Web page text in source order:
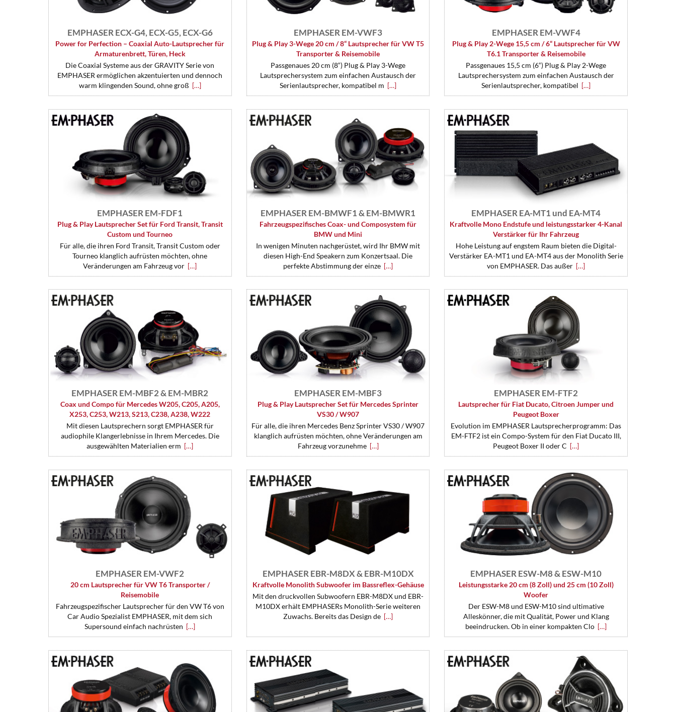
EMPHASER ECX-G4, ECX-G5, ECX-G6
Power for Perfection – Coaxial Auto-Lautsprecher für
Armaturenbrett, Türen, Heck
Die Coaxial Systeme aus der GRAVITY Serie von
EMPHASER ermöglichen akzentuierten und dennoch
warm klingenden Sound, ohne groß […]
EMPHASER EM-VWF3
Plug & Play 3-Wege 20 cm / 8“ Lautsprecher für VW T5
Transporter & Reisemobile
Passgenaues 20 cm (8“) Plug & Play 3-Wege
Lautsprechersystem zum einfachen Austausch der
Serienlautsprecher, kompatibel m […]
EMPHASER EM-VWF4
Plug & Play 2-Wege 15,5 cm / 6“ Lautsprecher für VW
T6.1 Transporter & Reisemobile
Passgenaues 15,5 cm (6“) Plug & Play 2-Wege
Lautsprechersystem zum einfachen Austausch der
Serienlautsprecher, kompatibel […]
EMPHASER EM-FDF1
Plug & Play Lautsprecher Set für Ford Transit, Transit
Custom und Tourneo
Für alle, die ihren Ford Transit, Transit Custom oder
Tourneo klanglich aufrüsten möchten, ohne
Veränderungen am Fahrzeug vor […]
EMPHASER EM-BMWF1 & EM-BMWR1
Fahrzeugspezifisches Coax- und Composystem für
BMW und Mini
In wenigen Minuten nachgerüstet, wird Ihr BMW mit
diesen High-End Speakern zum Konzertsaal. Die
perfekte Abstimmung der einze […]
EMPHASER EA-MT1 und EA-MT4
Kraftvolle Mono Endstufe und leistungsstarker 4-Kanal
Verstärker für Ihr Fahrzeug
Hohe Leistung auf engstem Raum bieten die Digital-
Verstärker EA-MT1 und EA-MT4 aus der Monolith Serie
von EMPHASER. Das außer […]
EMPHASER EM-MBF2 & EM-MBR2
Coax und Compo für Mercedes W205, C205, A205,
X253, C253, W213, S213, C238, A238, W222
Mit diesen Lautsprechern sorgt EMPHASER für
audiophi­le Klangerlebnisse in Ihrem Mercedes. Die
ausgewählten Ma­te­rialien erm […]
EMPHASER EM-MBF3
Plug & Play Lautsprecher Set für Mercedes Sprinter
VS30 / W907
Für alle, die ihren Mercedes Benz Sprinter VS30 / W907
klanglich aufrüsten möchten, ohne Veränderungen am
Fahrzeug vorzunehme […]
EMPHASER EM-FTF2
Lautsprecher für Fiat Ducato, Citroen Jumper und
Peugeot Boxer
Evolution im EMPHASER Lautsprecherprogramm: Das
EM-FTF2 ist ein Compo-System für den Fiat Ducato III,
Peugeot Boxer II oder C […]
EMPHASER EM-VWF2
20 cm Lautsprecher für VW T6 Transporter /
Reisemobile
Fahrzeugspezifischer Lautsprecher für den VW T6 von
Car Audio Spezialist EMPHASER, mit dem sich
Supersound einfach nachrüsten […]
EMPHASER EBR-M8DX & EBR-M10DX
Kraftvolle Monolith Subwoofer im Bassreflex-Gehäuse
Mit den druckvollen Subwoofern EBR-M8DX und EBR-
M10DX erhält EMPHASERs Monolith-Serie weiteren
Zuwachs. Bereits das Design de […]
EMPHASER ESW-M8 & ESW-M10
Leistungsstarke 20 cm (8 Zoll) und 25 cm (10 Zoll)
Woofer
Der ESW-M8 und ESW-M10 sind ultimative
Alleskönner, die mit Qualität, Power und Klang
beeindrucken. Ob in einer kompakten Clo […]